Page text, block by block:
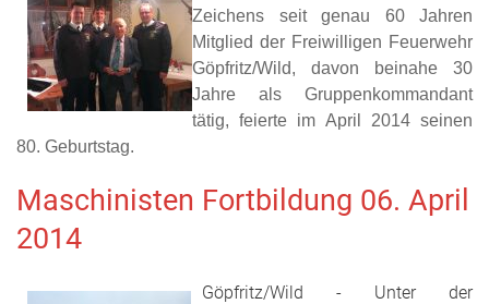
Zeichens seit genau 60 Jahren
Mitglied der Freiwilligen Feuerwehr
Göpfritz/Wild, davon beinahe 30
Jahre als Gruppenkommandant
tätig, feierte im April 2014 seinen
80. Geburtstag.
Maschinisten Fortbildung 06. April
2014
Göpfritz/Wild - Unter der